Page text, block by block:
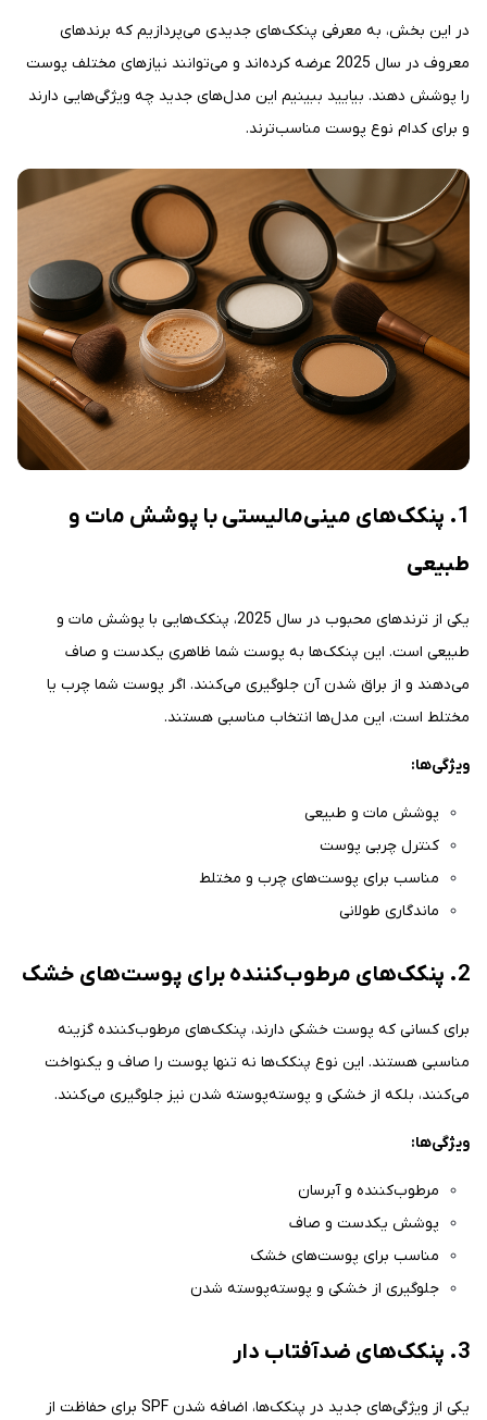
در این بخش، به معرفی پنکک‌های جدیدی می‌پردازیم که برندهای
معروف در سال 2025 عرضه کرده‌اند و می‌توانند نیازهای مختلف پوست
را پوشش دهند. بیایید ببینیم این مدل‌های جدید چه ویژگی‌هایی دارند
و برای کدام نوع پوست مناسب‌ترند.
1. پنکک‌های مینی‌مالیستی با پوشش مات و
طبیعی
یکی از ترندهای محبوب در سال 2025، پنکک‌هایی با پوشش مات و
طبیعی است. این پنکک‌ها به پوست شما ظاهری یکدست و صاف
می‌دهند و از براق شدن آن جلوگیری می‌کنند. اگر پوست شما چرب یا
مختلط است، این مدل‌ها انتخاب مناسبی هستند.
ویژگی‌ها:
پوشش مات و طبیعی
کنترل چربی پوست
مناسب برای پوست‌های چرب و مختلط
ماندگاری طولانی
2. پنکک‌های مرطوب‌کننده برای پوست‌های خشک
برای کسانی که پوست خشکی دارند، پنکک‌های مرطوب‌کننده گزینه
مناسبی هستند. این نوع پنکک‌ها نه تنها پوست را صاف و یکنواخت
می‌کنند، بلکه از خشکی و پوسته‌پوسته شدن نیز جلوگیری می‌کنند.
ویژگی‌ها:
مرطوب‌کننده و آبرسان
پوشش یکدست و صاف
مناسب برای پوست‌های خشک
جلوگیری از خشکی و پوسته‌پوسته شدن
3. پنکک‌های ضدآفتاب دار
یکی از ویژگی‌های جدید در پنکک‌ها، اضافه شدن SPF برای حفاظت از